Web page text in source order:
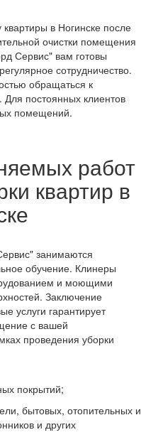
в Ногинске после
очистки помещения
Сервис" вам готовы
сотрудничество.
обращаться к
постоянных клиентов
помещений.
работ
квартир в
занимаются
обучение. Клинеры
и моющими
Заключение
услуги гарантирует
с вашей
проведения уборки
покрытий;
бытовых, отопительных и
и других